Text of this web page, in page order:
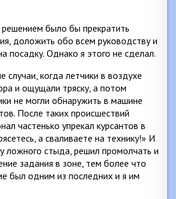
было бы прекратить
доложить обо всем руководству и
посадку. Однако я этого не сделал.
случаи, когда летчики в воздухе
и ощущали тряску, а потом
не могли обнаружить в машине
После таких происшествий
частенько упрекал курсантов в
а сваливаете на технику!» И
ложного стыда, решил промолчать и
задания в зоне, тем более что
был одним из последних и я им